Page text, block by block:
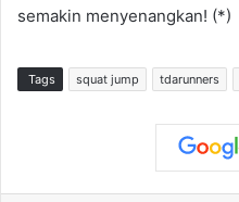
semakin menyenangkan! (*)
Tags squat jump tdarunners